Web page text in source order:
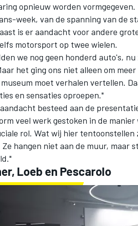
opnieuw worden
week, van de spanning van de
is er aandacht voor andere
motorsport op twee wielen.
we nog geen honderd auto's,
het ging ons niet alleen om
moet verhalen vertellen.
en sensaties oproepen."
besteed aan de
veel werk gestoken in de
rol. Wat wij hier
hangen niet aan de muur, maar
Loeb en Pescarolo